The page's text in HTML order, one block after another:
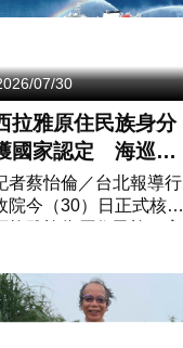
祝福。燦星旅遊始終秉
07/30
拉雅原住民族身分
國家認定 海巡首
高緯度遠洋巡護船
承名啟航
者蔡怡倫／台北報導行
院今（30）日正式核定
》施行後首件民族核定
序，回應西拉雅族人長
推動正名的期...